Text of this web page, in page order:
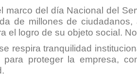
marco del día Nacional del
de millones de
el logro de su objeto social.
respira tranquilidad
para proteger la empresa,